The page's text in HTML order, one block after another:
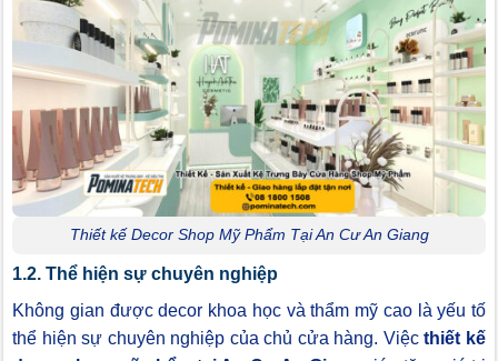
Thiết kế Decor Shop Mỹ Phẩm Tại An Cư An Giang
1.2. Thể hiện sự chuyên nghiệp
Không gian được decor khoa học và thẩm mỹ cao là yếu tố
thể hiện sự chuyên nghiệp của chủ cửa hàng. Việcthiết kế